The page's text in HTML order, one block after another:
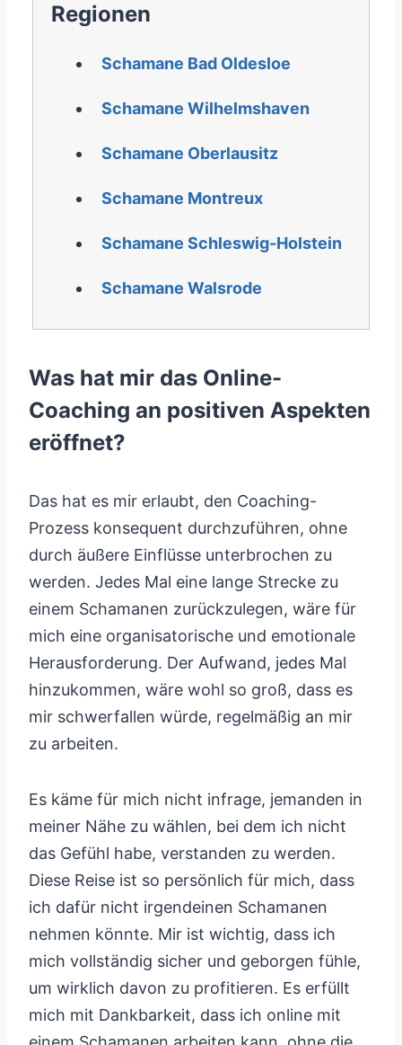
Regionen
Schamane Bad Oldesloe
Schamane Wilhelmshaven
Schamane Oberlausitz
Schamane Montreux
Schamane Schleswig-Holstein
Schamane Walsrode
Was hat mir das Online-
Coaching an positiven Aspekten
eröffnet?
Das hat es mir erlaubt, den Coaching-
Prozess konsequent durchzuführen, ohne
durch äußere Einflüsse unterbrochen zu
werden. Jedes Mal eine lange Strecke zu
einem Schamanen zurückzulegen, wäre für
mich eine organisatorische und emotionale
Herausforderung. Der Aufwand, jedes Mal
hinzukommen, wäre wohl so groß, dass es
mir schwerfallen würde, regelmäßig an mir
zu arbeiten.
Es käme für mich nicht infrage, jemanden in
meiner Nähe zu wählen, bei dem ich nicht
das Gefühl habe, verstanden zu werden.
Diese Reise ist so persönlich für mich, dass
ich dafür nicht irgendeinen Schamanen
nehmen könnte. Mir ist wichtig, dass ich
mich vollständig sicher und geborgen fühle,
um wirklich davon zu profitieren. Es erfüllt
mich mit Dankbarkeit, dass ich online mit